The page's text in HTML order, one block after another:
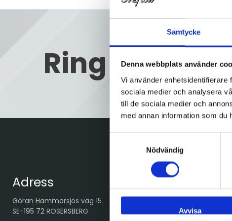
Samtycke
Denna webbplats använder
Vi använder enhetsidentifierare
sociala medier och analysera
till de sociala medier och
med annan information som du
Nödvändig
Avvisa
Ring oss 08
Adress
Göran Hammarsjös väg 15
SE-195 72 ROSERSBERG